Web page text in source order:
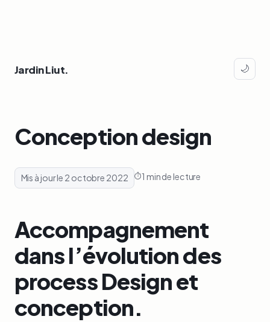
Jardin Liut. 🌙
Conception design
Mis à jour le 2 octobre 2022 1 min de lecture
Accompagnement
dans l’évolution des
process Design et
conception.